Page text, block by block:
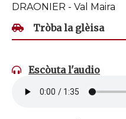
DRAONIER - Val Maira
Tròba la glèisa
Escòuta l'audio